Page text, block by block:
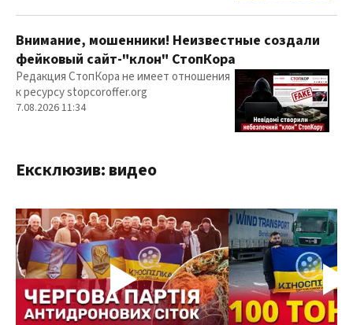
Внимание, мошенники! Неизвестные создали
фейковый сайт-"клон" СтопКора
Редакция СтопКора не имеет отношения
к ресурсу stopcoroffer.org
7.08.2026 11:34
Ексклюзив: видео